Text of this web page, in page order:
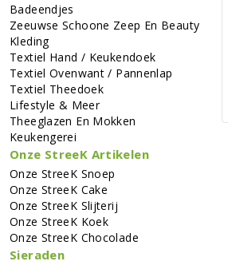
Badeendjes
Zeeuwse Schoone Zeep En Beauty
Kleding
Textiel Hand / Keukendoek
Textiel Ovenwant / Pannenlap
Textiel Theedoek
Lifestyle & Meer
Theeglazen En Mokken
Keukengerei
Onze StreeK Artikelen
Onze StreeK Snoep
Onze StreeK Cake
Onze StreeK Slijterij
Onze StreeK Koek
Onze StreeK Chocolade
Sieraden